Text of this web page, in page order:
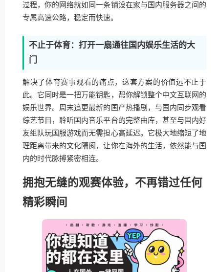
过程，你的网络就如同一条铺设在家与国内服务器之间的
专属高速公路，稳定而快速。
不止于体育：打开一扇通往国内娱乐生活的大
门
解决了体育赛事观看的痛点，这套方案的价值远不止于
此。它同时是一把万能钥匙，帮你解锁整个中文互联网的
娱乐世界。周末追更最新的国产热播剧，与国内同步观看
综艺节目，聆听国内音乐平台的完整曲库，甚至与国内好
友组队玩国服游戏而无需担心高延迟。它极大地缩短了地
理距离带来的文化隔阂，让你在海外的生活，依然能与国
内的时代脉搏紧密相连。
拥抱无缝的观赛体验，不再错过任何
精彩瞬间